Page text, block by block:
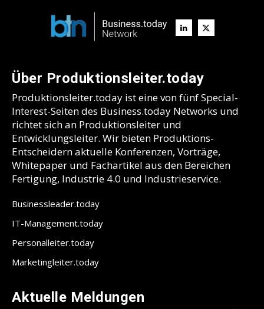
Über Produktionsleiter.today
Produktionsleiter.today ist eine von fünf Special-
Interest-Seiten des Business.today Networks und
richtet sich an Produktionsleiter und
Entwicklungsleiter. Wir bieten Produktions-
Entscheidern aktuelle Konferenzen, Vorträge,
Whitepaper und Fachartikel aus den Bereichen
Fertigung, Industrie 4.0 und Industrieservice.
Businessleader.today
IT-Management.today
Personalleiter.today
Marketingleiter.today
Aktuelle Meldungen